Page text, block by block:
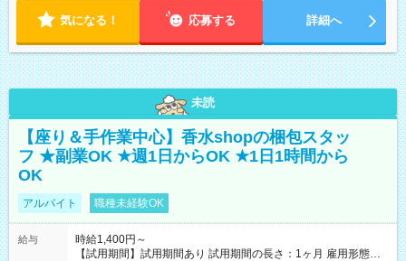
気になる！ 応募する 詳細へ
未読
【座り＆手作業中心】香水shopの梱包スタッ
フ ★副業OK ★週1日からOK ★1日1時間から
OK
アルバイト 職種未経験OK
給与
時給1,400円～
【試用期間】試用期間あり 試用期間の長さ：1ヶ月 雇用形態、